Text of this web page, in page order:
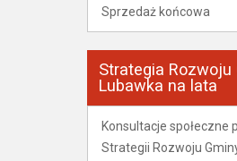
Sprzedaż końcowa
Strategia Rozwoju
Lubawka na lata
Konsultacje społeczne
Strategii Rozwoju